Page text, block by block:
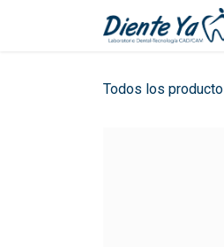
Todos los